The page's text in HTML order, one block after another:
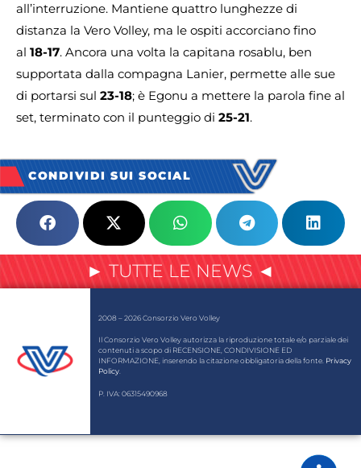
all’interruzione. Mantiene quattro lunghezze di
distanza la Vero Volley, ma le ospiti accorciano fino
al 18-17. Ancora una volta la capitana rosablu, ben
supportata dalla compagna Lanier, permette alle sue
di portarsi sul 23-18; è Egonu a mettere la parola fine al
set, terminato con il punteggio di 25-21.
CONDIVIDI SUI SOCIAL
► TUTTE LE NEWS ◄
2008 – 2026 Consorzio Vero Volley
Il Consorzio Vero Volley autorizza la riproduzione totale e/o parziale dei
contenuti a scopo di RECENSIONE, CONDIVISIONE ED
INFORMAZIONE, inserendo la citazione obbligatoria della fonte. Privacy
Policy
P. IVA: 06315490968